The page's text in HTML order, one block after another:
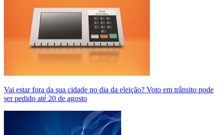
Vai estar fora da sua cidade no dia da eleição? Voto em trânsito pode
ser pedido até 20 de agosto